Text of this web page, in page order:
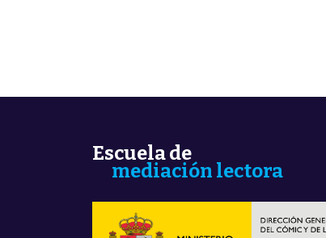
Escuela de
mediación lectora